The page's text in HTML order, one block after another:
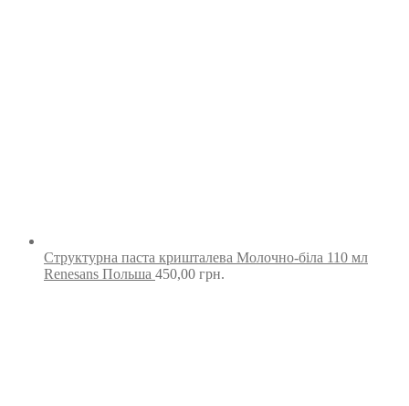
Структурна паста кришталева Молочно-біла 110 мл
Renesans Польша 450,00 грн.